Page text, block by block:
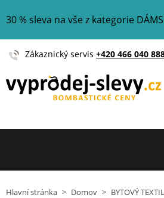
30 % sleva na vše z kategorie
Zákaznický servis +420 466 040
Hlavní stránka > Domov > BYTOVÝ TEXTIL